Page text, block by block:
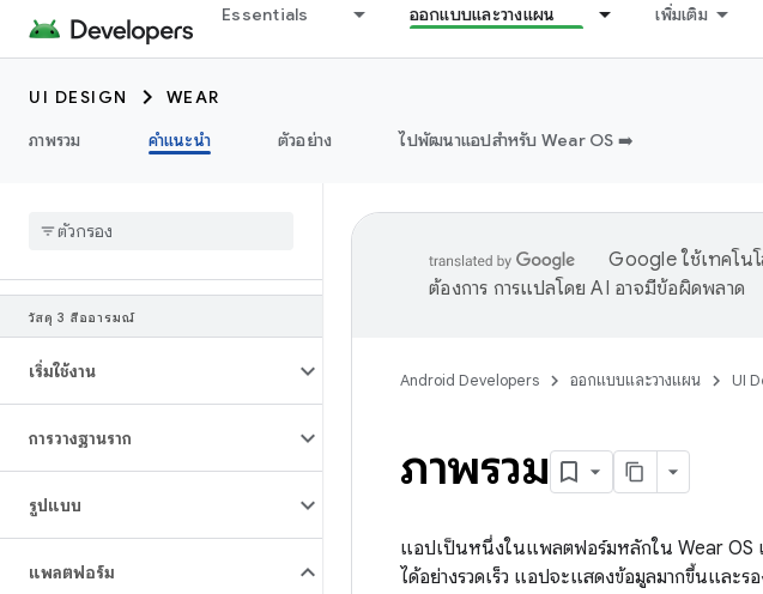
Essentials ออกแบบและวางแผน เพิ่มเติม
UI DESIGN
WEAR
ภาพรวม
คำแนะนำ ตัวอย่าง ไปพัฒนาแอปสำหรับ Wear OS ➡️
วัสดุ 3 สื่ออารมณ์
เริ่มใช้งาน
การวางฐานราก
รูปแบบ
แพลตฟอร์ม
Google ใช้เทคโน
ต้องการ การแปลโดย AI อาจมีข้อผิดพลาด
Android Developers ออกแบบและวางแผน UI
ภาพรวม
แอปเป็นหนึ่งในแพลตฟอร์มหลักใน Wear OS
ได้อย่างรวดเร็ว แอปจะแสดงข้อมูลมากขึ้นและ